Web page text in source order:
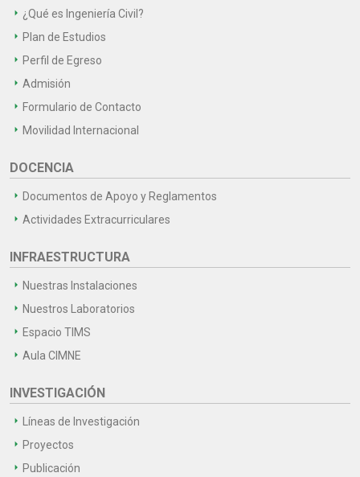
¿Qué es Ingeniería Civil?
Plan de Estudios
Perfil de Egreso
Admisión
Formulario de Contacto
Movilidad Internacional
DOCENCIA
Documentos de Apoyo y Reglamentos
Actividades Extracurriculares
INFRAESTRUCTURA
Nuestras Instalaciones
Nuestros Laboratorios
Espacio TIMS
Aula CIMNE
INVESTIGACIÓN
Líneas de Investigación
Proyectos
Publicación